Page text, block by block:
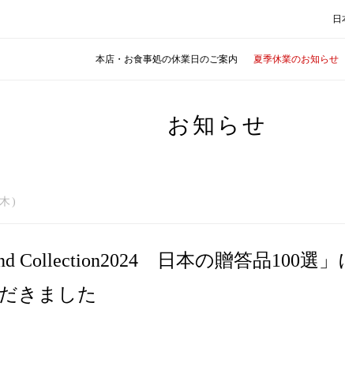
日
本店・お食事処の休業日のご案内 夏季休業のお知らせ
お知らせ
)
Collection2024 日本の贈答品100選
きました